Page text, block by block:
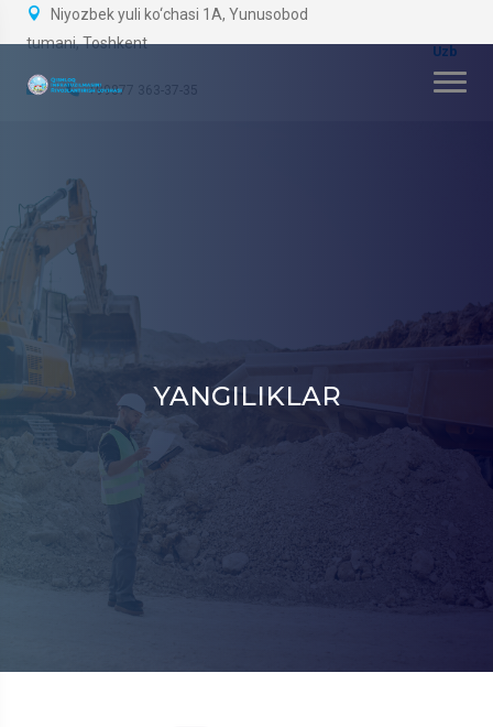
Niyozbek yuli ko‘chasi 1A, Yunusobod
tumani, Toshkent
+99877 363-37-35
YANGILIKLAR